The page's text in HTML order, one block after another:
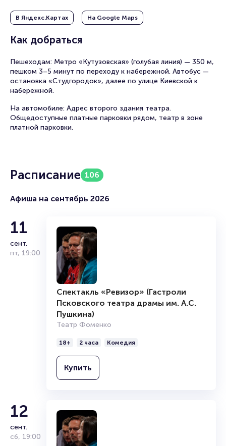
исполнения делают посещение этого театра особенным
событием.
Выбирайте спектакль по душе и бронируйте билеты
заранее – постановки «Мастерской Фоменко»
В Яндекс.Картах На Google Maps
Как добраться
Пешеходам: Метро «Кутузовская» (голубая линия) — 350 м,
пешком 3–5 минут по переходу к набережной. Автобус —
остановка «Студгородок», далее по улице Киевской к
набережной.
На автомобиле: Адрес второго здания театра.
Общедоступные платные парковки рядом, театр в зоне
платной парковки.
Расписание 106
Афиша на сентябрь 2026
11
сент.
пт, 19:00
Спектакль «Ревизор» (Гастроли
Псковского театра драмы им. А.С.
Пушкина)
Театр Фоменко
18+ 2 часа Комедия
Купить
12
сент.
сб, 19:00